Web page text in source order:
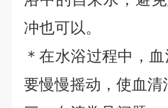
冲也可以。
＊在水浴过程中，
要慢慢摇动，使血